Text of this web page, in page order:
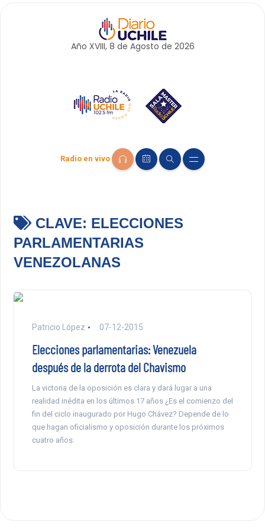
Año XVIII, 8 de Agosto de 2026
Radio en vivo
CLAVE: ELECCIONES
PARLAMENTARIAS
VENEZOLANAS
Patricio López 07-12-2015
Elecciones parlamentarias: Venezuela
después de la derrota del Chavismo
La victoria de la oposición es clara y dará lugar a una
realidad inédita en los últimos 17 años ¿Es el comienzo del
fin del ciclo inaugurado por Hugo Chávez? Depende de lo
que hagan oficialismo y oposición durante los próximos
cuatro años.